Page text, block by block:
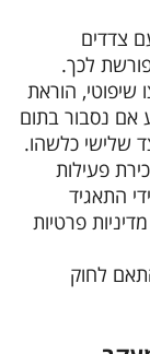
צדדים
לכך.
שיפוטי, הוראת
אם נסבור בתום
שלישי כלשהו.
פעילות
התאגיד
פרטיות
לחוק